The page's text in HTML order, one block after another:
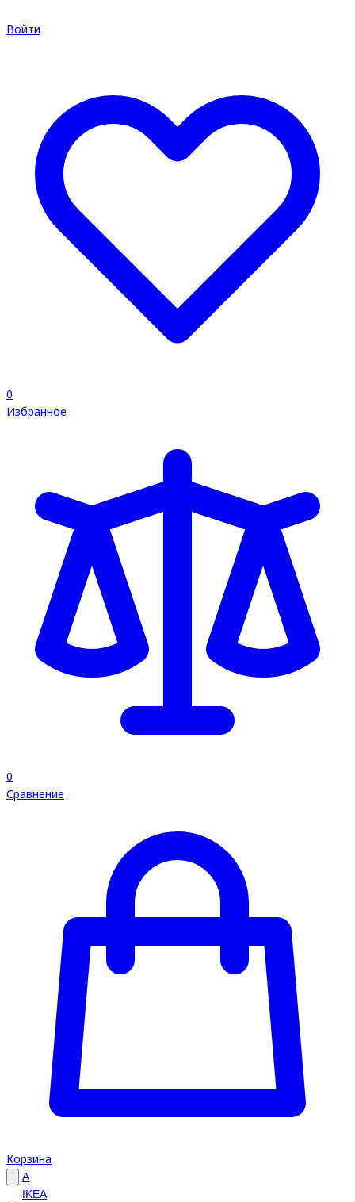
Войти
0
Избранное
0
Сравнение
Корзина
A
IKEA